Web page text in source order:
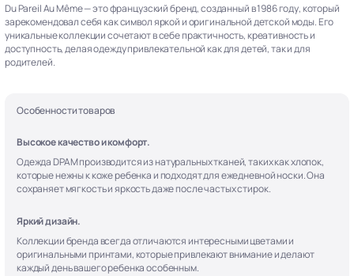
Du Pareil Au Même — это французский бренд, созданный в 1986 году, который
зарекомендовал себя как символ яркой и оригинальной детской моды. Его
уникальные коллекции сочетают в себе практичность, креативность и
доступность, делая одежду привлекательной как для детей, так и для
родителей.
Особенности товаров
Высокое качество и комфорт.
Одежда DPAM производится из натуральных тканей, таких как хлопок,
которые нежны к коже ребенка и подходят для ежедневной носки. Она
сохраняет мягкость и яркость даже после частых стирок.
Яркий дизайн.
Коллекции бренда всегда отличаются интересными цветами и
оригинальными принтами, которые привлекают внимание и делают
каждый день вашего ребенка особенным.